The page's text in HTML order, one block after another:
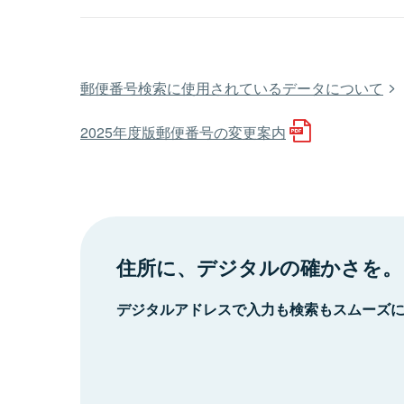
郵便番号検索に使用されているデータについて
2025年度版郵便番号の変更案内
住所に、デジタルの確かさを。
デジタルアドレスで入力も検索もスムーズ